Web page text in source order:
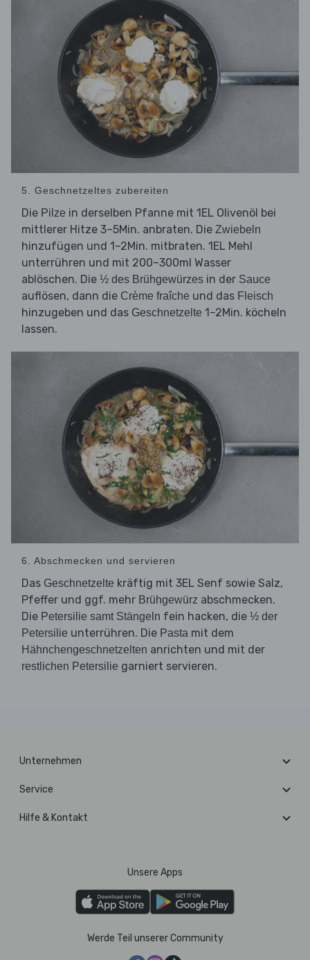
5. Geschnetzeltes zubereiten
Die Pilze in derselben Pfanne mit 1EL Olivenöl bei
mittlerer Hitze 3–5Min. anbraten. Die Zwiebeln
hinzufügen und 1–2Min. mitbraten. 1EL Mehl
unterrühren und mit 200–300ml Wasser
ablöschen. Die ½ des Brühgewürzes in der Sauce
auflösen, dann die Crème fraîche und das Fleisch
hinzugeben und das Geschnetzelte 1–2Min. köcheln
lassen.
6. Abschmecken und servieren
Das Geschnetzelte kräftig mit 3EL Senf sowie Salz,
Pfeffer und ggf. mehr Brühgewürz abschmecken.
Die Petersilie samt Stängeln fein hacken, die ½ der
Petersilie unterrühren. Die Pasta mit dem
Hähnchengeschnetzelten anrichten und mit der
restlichen Petersilie garniert servieren.
Unternehmen
Service
Hilfe & Kontakt
Unsere Apps
Werde Teil unserer Community